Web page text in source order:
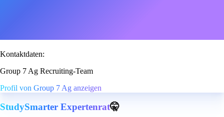
Kontaktdaten:
Group 7 Ag Recruiting-Team
Profil von Group 7 Ag anzeigen
StudySmarter Expertenrat🤫